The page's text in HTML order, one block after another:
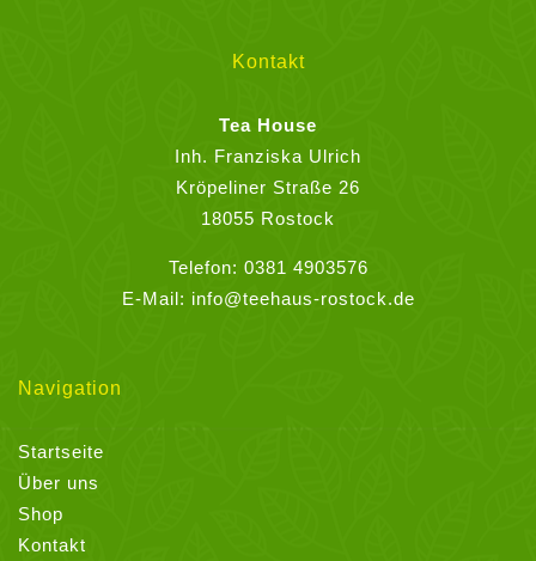
Produktseite
gewählt
werden
Kontakt
Tea House
Inh. Franziska Ulrich
Kröpeliner Straße 26
18055 Rostock
Telefon: 0381 4903576
E-Mail: info@teehaus-rostock.de
Navigation
Startseite
Über uns
Shop
Kontakt